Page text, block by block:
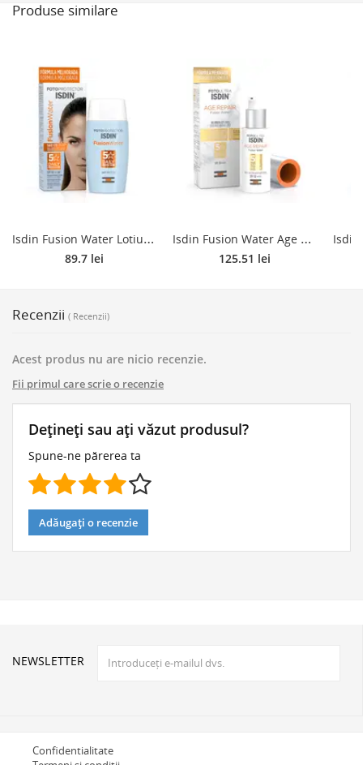
Produse similare
I
sdin Fusion Water Lotiune de protectie solara pentru fata cu SPF 50 , 50 ml
89.7 lei
I
sdin Fusion Water Age Repair Fluid de protectie solara pentru fata cu SPF 50 , 50 ml
125.51 lei
Recenzii ( Recenzii)
Acest produs nu are nicio recenzie.
Fii primul care scrie o recenzie
Dețineți sau ați văzut produsul?
Spune-ne părerea ta
Adăugați o recenzie
NEWSLETTER
Confidentialitate